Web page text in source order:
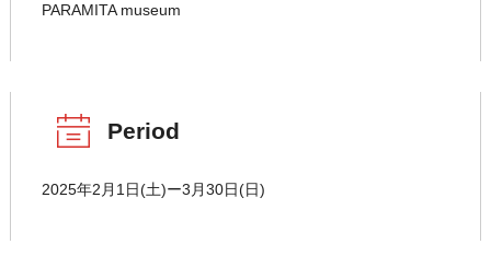
PARAMITA museum
Period
2025年2月1日(土)ー3月30日(日)